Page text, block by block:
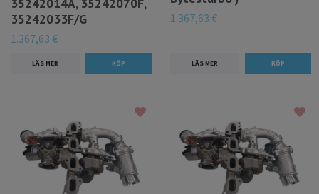
35242033F/G
1.367,63 €
LÄS MER
1.367,63 €
LÄS MER